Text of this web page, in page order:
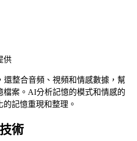
供
還整合音頻、視頻和情感數據，幫
檔案。AI分析記憶的模式和情感的
記憶重現和整理。
術